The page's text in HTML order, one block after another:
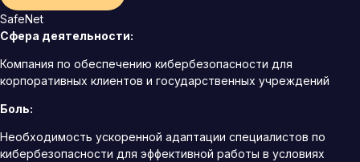
SafeNet
Сфера деятельности:
Компания по обеспечению кибербезопасности для
корпоративных клиентов и государственных учреждений
Боль:
Необходимость ускоренной адаптации специалистов по
кибербезопасности для эффективной работы в условиях